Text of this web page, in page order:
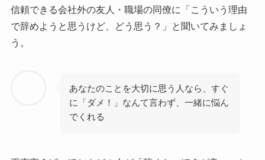
信頼できる会社外の友人・職場の同僚に「こういう理由
で辞めようと思うけど、どう思う？」と聞いてみましょ
う。
あなたのことを大切に思う人なら、すぐ
に「ダメ！」なんて言わず、一緒に悩ん
でくれる